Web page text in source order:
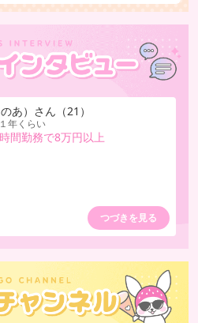
あ） さん （21）
年くらい
間勤務で8万円以上
つづきを見る